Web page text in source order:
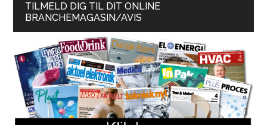
TILMELD DIG TIL DIT ONLINE
BRANCHEMAGASIN/AVIS